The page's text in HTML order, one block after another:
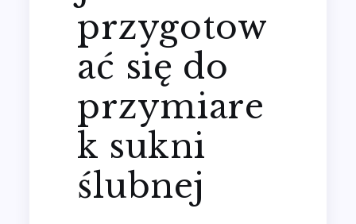
przygotow
ać się do
przymiare
k sukni
ślubnej